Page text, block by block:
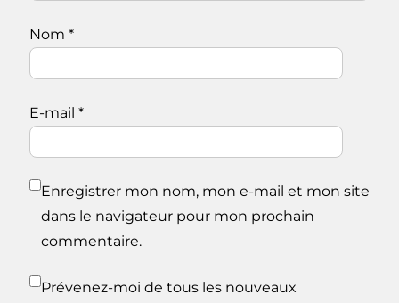
Nom *
E-mail *
Enregistrer mon nom, mon e-mail et mon site
dans le navigateur pour mon prochain
commentaire.
Prévenez-moi de tous les nouveaux